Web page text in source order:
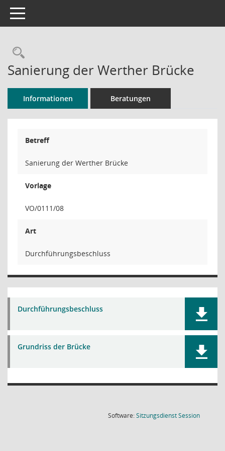
Toggle navigation
Rechercheauswahl
Sanierung der Werther Brücke
Informationen Beratungen
Betreff
Sanierung der Werther Brücke
Vorlage
VO/0111/08
Art
Durchführungsbeschluss
Durchführungsbeschluss
Grundriss der Brücke
Software:SitzungsdienstSession(Wird in